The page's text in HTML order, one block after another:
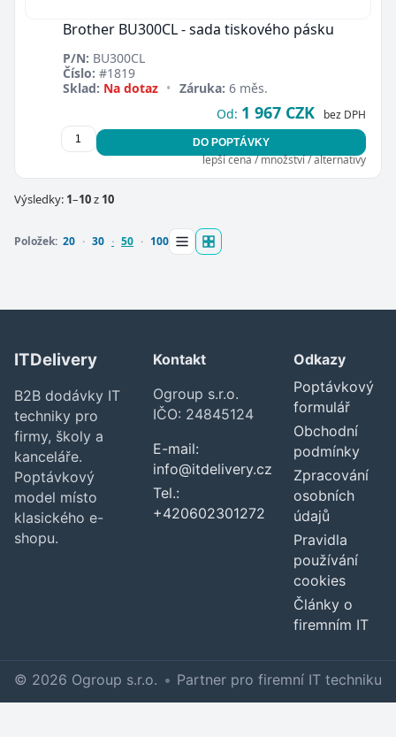
Brother BU300CL - sada tiskového pásku
P/N: BU300CL
Číslo: #1819
Sklad: Na dotaz • Záruka: 6 měs.
Od: 1 967 CZK bez DPH
DO POPTÁVKY
lepší cena / množství / alternativy
Výsledky: 1–10z 10
Položek: 20 30 50 100
ITDelivery
B2B dodávky IT
techniky pro
firmy, školy a
kanceláře.
Poptávkový
model místo
klasického e-
shopu.
Kontakt
Ogroup s.r.o.
IČO: 24845124
E-mail:
info@itdelivery.cz
Tel.:
+420602301272
Odkazy
Poptávkový
formulář
Obchodní
podmínky
Zpracování
osobních
údajů
Pravidla
používání
cookies
Články o
firemním IT
© 2026 Ogroup s.r.o. • Partner pro firemní IT techniku